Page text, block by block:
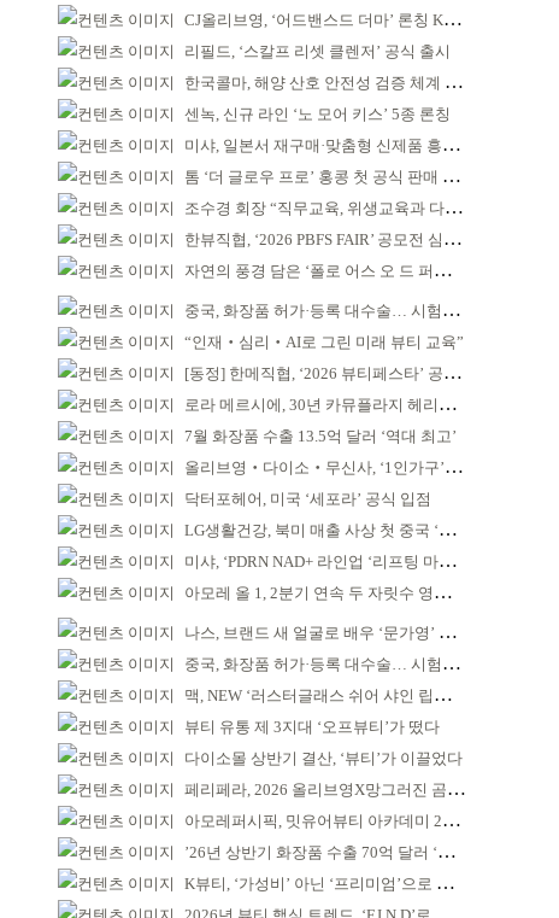
CJ올리브영, ‘어드밴스드 더마’ 론칭 K더마 육성 박차
리필드, ‘스칼프 리셋 클렌저’ 공식 출시
한국콜마, 해양 산호 안전성 검증 체계 구축
센녹, 신규 라인 ‘노 모어 키스’ 5종 론칭
미샤, 일본서 재구매·맞춤형 신제품 흥행 ‘쌍끌이’
톰 ‘더 글로우 프로’ 홍콩 첫 공식 판매 완판
조수경 회장 “직무교육, 위생교육과 다르다”
한뷰직협, ‘2026 PBFS FAIR’ 공모전 심사 성료
자연의 풍경 담은 ‘폴로 어스 오 드 퍼퓸’ 4종 출시
중국, 화장품 허가·등록 대수술… 시험자료 공용 허용
“인재‧심리‧AI로 그린 미래 뷰티 교육”
[동정] 한메직협, ‘2026 뷰티페스타’ 공동 주최
로라 메르시에, 30년 카뮤플라지 헤리티지 담아
7월 화장품 수출 13.5억 달러 ‘역대 최고’
올리브영‧다이소‧무신사, ‘1인가구’가 이끈다
닥터포헤어, 미국 ‘세포라’ 공식 입점
LG생활건강, 북미 매출 사상 첫 중국 ‘추월’
미샤, ‘PDRN NAD+ 라인업 ‘리프팅 마스크’ 출시
아모레 올 1, 2분기 연속 두 자릿수 영업이익률 기록
나스, 브랜드 새 얼굴로 배우 ‘문가영’ 발탁
중국, 화장품 허가·등록 대수술… 시험자료 공용 허용
맥, NEW ‘러스터글래스 쉬어 샤인 립스틱’ 출시
뷰티 유통 제 3지대 ‘오프뷰티’가 떴다
다이소몰 상반기 결산, ‘뷰티’가 이끌었다
페리페라, 2026 올리브영X망그러진 곰 콜라보
아모레퍼시픽, 밋유어뷰티 아카데미 2기 발대식
’26년 상반기 화장품 수출 70억 달러 ‘역대 최고’
K뷰티, ‘가성비’ 아닌 ‘프리미엄’으로 승부걸어야